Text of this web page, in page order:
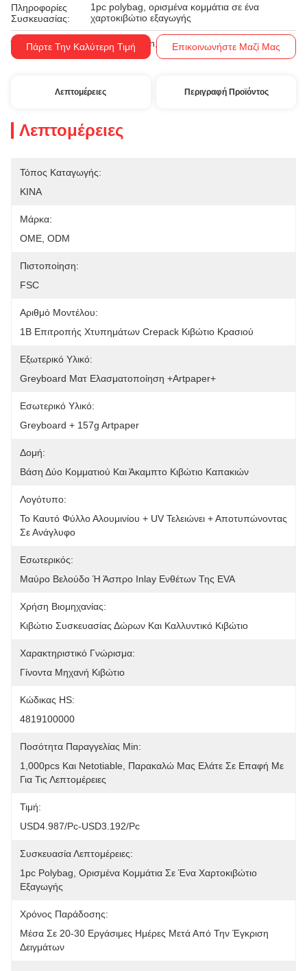
Πληροφορίες
Συσκευασίας:
1pc polybag, ορισμένα κομμάτια σε ένα
χαρτοκιβώτιο εξαγωγής
Όροι Πληρωμής: Western Union, T/T
Πάρτε Την Καλύτερη Τιμή Επικοινωνήστε Μαζί Μας
Λεπτομέρειες Περιγραφή Προϊόντος
Λεπτομέρειες
Τόπος Καταγωγής:
ΚΙΝΑ
Μάρκα:
OME, ODM
Πιστοποίηση:
FSC
Αριθμό Μοντέλου:
1B Επιτροπής Χτυπημάτων Crepack Κιβώτιο Κρασιού
Εξωτερικό Υλικό:
Greyboard Ματ Ελασματοποίηση +artpaper+
Εσωτερικό Υλικό:
Greyboard + 157g Artpaper
Δομή:
Βάση Δύο Κομματιού Και Άκαμπτο Κιβώτιο Καπακιών
Λογότυπο:
Το Καυτό Φύλλο Αλουμινίου + UV Τελειώνει + Αποτυπώνοντας
Σε Ανάγλυφο
Εσωτερικός:
Μαύρο Βελούδο Ή Άσπρο Inlay Ενθέτων Της EVA
Χρήση Βιομηχανίας:
Κιβώτιο Συσκευασίας Δώρων Και Καλλυντικό Κιβώτιο
Χαρακτηριστικό Γνώρισμα:
Γίνοντα Μηχανή Κιβώτιο
Κώδικας HS:
4819100000
Ποσότητα Παραγγελίας Min:
1,000pcs Και Netotiable, Παρακαλώ Μας Ελάτε Σε Επαφή Με
Για Τις Λεπτομέρειες
Τιμή:
USD4.987/pc-USD3.192/pc
Συσκευασία Λεπτομέρειες:
1pc Polybag, Ορισμένα Κομμάτια Σε Ένα Χαρτοκιβώτιο
Εξαγωγής
Χρόνος Παράδοσης:
Μέσα Σε 20-30 Εργάσιμες Ημέρες Μετά Από Την Έγκριση
Δειγμάτων